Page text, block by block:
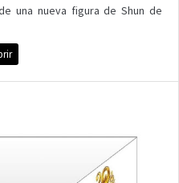
una nueva figura de Shun de